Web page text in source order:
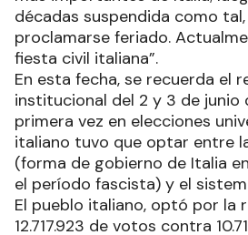
décadas suspendida como
proclamarse feriado.
fiesta civil italiana”.
En esta fecha, se recuerda el
institucional del 2 y 3 de junio
primera vez en elecciones
italiano tuvo que optar entre
(forma de gobierno de Italia
el período fascista) y el
El pueblo italiano, optó por la
12.717.923 de votos contra